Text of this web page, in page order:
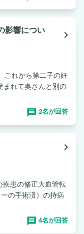
影響につい
navigate_next
2名が回答
navigate_next
疾患の修正大血管転
の手術済）の持病
4名が回答